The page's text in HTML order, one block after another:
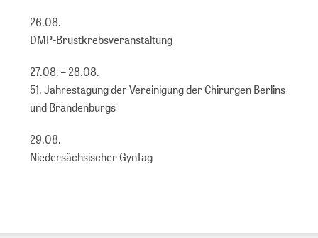
26.08.
DMP-Brustkrebsveranstaltung
27.08. – 28.08.
51. Jahrestagung der Vereinigung der Chirurgen Berlins
und Brandenburgs
29.08.
Niedersächsischer GynTag